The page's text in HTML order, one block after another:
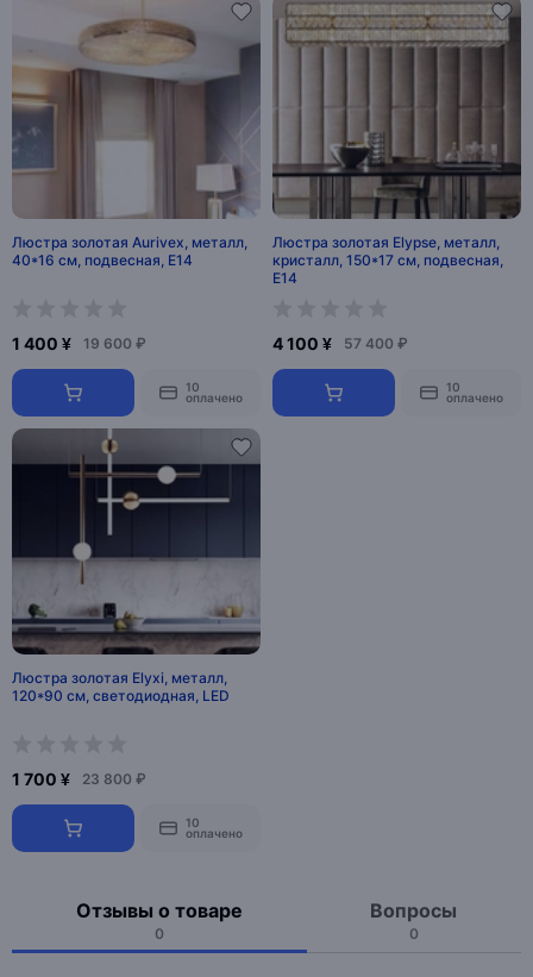
Люстра золотая Aurivex, металл,
40*16 см, подвесная, Е14
1 400 ¥ 19 600 ₽
10
оплачено
Люстра золотая Elypse, металл,
кристалл, 150*17 см, подвесная,
E14
4 100 ¥ 57 400 ₽
10
оплачено
Люстра золотая Elyxi, металл,
120*90 см, светодиодная, LED
1 700 ¥ 23 800 ₽
10
оплачено
Отзывы о товаре
0
Вопросы
0